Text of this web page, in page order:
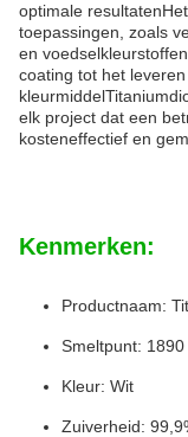
optimale
toepassingen, zoals
en
coating tot het
elk project dat een
kosteneffectief en
Kenmerken:
Productnaam:
Smeltpunt: 1890
Kleur: Wit
Zuiverheid: